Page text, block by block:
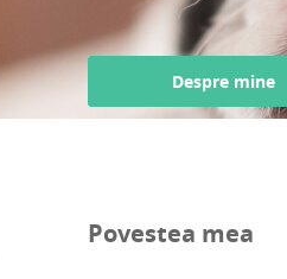
Despre mine
Povestea mea